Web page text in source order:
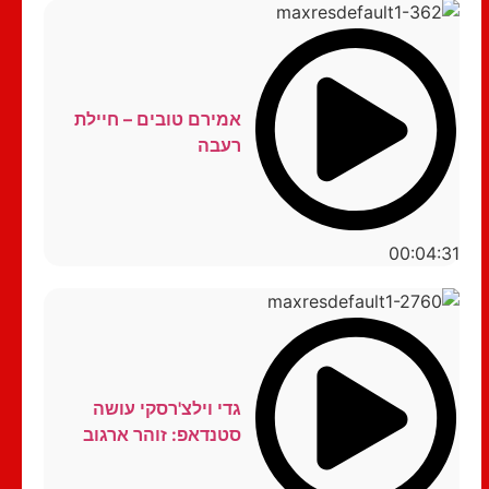
00:04:31
אמירם טובים – חיילת
רעבה
גדי וילצ'רסקי עושה
סטנדאפ: זוהר ארגוב